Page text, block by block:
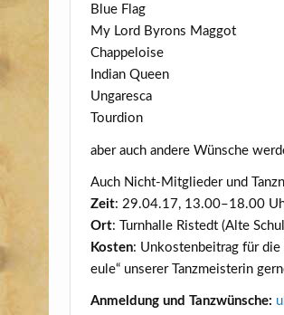
Blue Flag
My Lord Byrons Maggot
Chappeloise
Indi­an Queen
Ungaresca
Tourdion
aber auch ande­re Wün­sche
Auch Nicht-Mit­glie­der und
Zeit: 29.04.17, 13.00–18.00
Ort: Turn­hal­le Ristedt (Alte
Kos­ten: Unkos­ten­bei­trag für die
eu­le“ unse­rer Tanz­meis­te­rin
Anmel­dung und Tanz­wün­sche: